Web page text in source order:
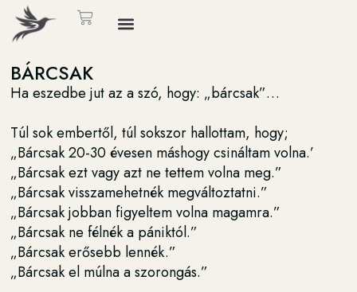
BÁRCSAK
Ha eszedbe jut az a szó, hogy: „bárcsak”…
Túl sok embertől, túl sokszor hallottam, hogy;
„Bárcsak 20-30 évesen máshogy csináltam volna.’
„Bárcsak ezt vagy azt ne tettem volna meg.”
„Bárcsak visszamehetnék megváltoztatni.”
„Bárcsak jobban figyeltem volna magamra.”
„Bárcsak ne félnék a pániktól.”
„Bárcsak erősebb lennék.”
„Bárcsak el múlna a szorongás.”